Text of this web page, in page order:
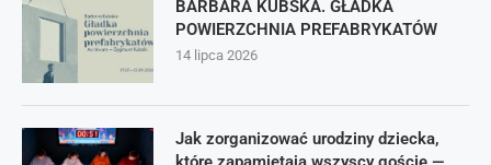
BARBARA KUBSKA. GŁADKA
POWIERZCHNIA PREFABRYKATÓW
14 lipca 2026
Jak zorganizować urodziny dziecka,